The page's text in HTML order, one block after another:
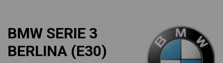
BMW SERIE 3
BERLINA (E30)